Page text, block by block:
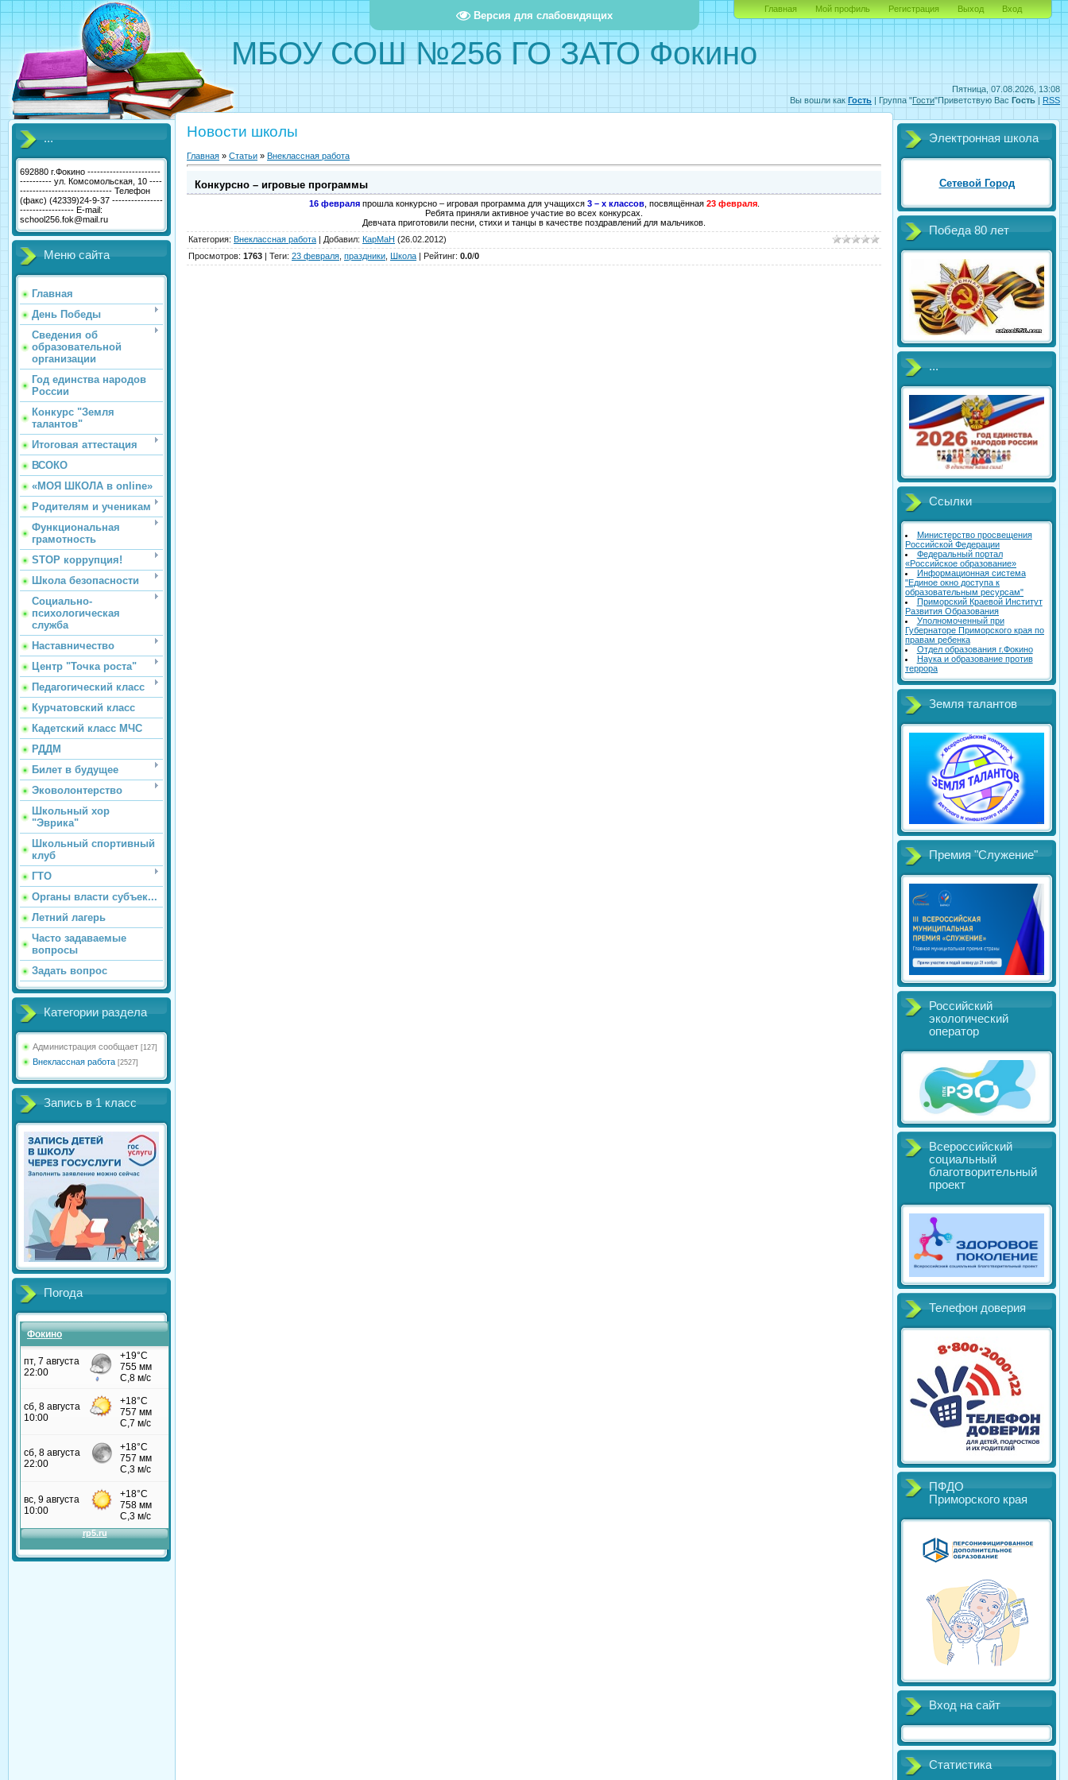
Версия для слабовидящих
Пятница, 07.08.2026, 13:08
Вы вошли как Гость | Группа "Гости"Приветствую Вас Гость | RSS
МБОУ СОШ №256 ГО ЗАТО Фокино
Главная Мой профиль Регистрация Выход Вход
...
692880 г.Фокино -----------------------
---------- ул. Комсомольская, 10 ----
----------------------------- Телефон
(факс) (42339)24-9-37 ----------------
----------------- E-mail:
school256.fok@mail.ru
Меню сайта
Главная
День Победы
Сведения об
образовательной
организации
Год единства народов
России
Конкурс "Земля
талантов"
Итоговая аттестация
ВСОКО
«МОЯ ШКОЛА в online»
Родителям и ученикам
Функциональная
грамотность
STOP коррупция!
Школа безопасности
Социально-
психологическая
служба
Наставничество
Центр "Точка роста"
Педагогический класс
Курчатовский класс
Кадетский класс МЧС
РДДМ
Билет в будущее
Эковолонтерство
Школьный хор
"Эврика"
Школьный спортивный
клуб
ГТО
Органы власти субъек...
Летний лагерь
Часто задаваемые
вопросы
Задать вопрос
Категории раздела
Администрация сообщает [127]
Внеклассная работа [2527]
Запись в 1 класс
Погода
Фокино
Новости школы
Главная » Статьи » Внеклассная работа
Конкурсно – игровые программы
16 февраляпрошла конкурсно – игровая программа для учащихся 3 – х классов, посвящённая 23 февраля.
Ребята приняли активное участие во всех конкурсах.
Девчата приготовили песни, стихи и танцы в качестве поздравлений для мальчиков.
Категория: Внеклассная работа | Добавил: КарМаН (26.02.2012)
Просмотров: 1763 | Теги: 23 февраля праздники Школа | Рейтинг: 0.0/0
Электронная школа
Сетевой Город
Победа 80 лет
...
Ссылки
Министерство просвещения
Российской Федерации
Федеральный портал
«Российское образование»
Информационная система
"Единое окно доступа к
образовательным ресурсам"
Приморский Краевой Институт
Развития Образования
Уполномоченный при
Губернаторе Приморского края по
правам ребенка
Отдел образования г.Фокино
Наука и образование против
террора
Земля талантов
Премия "Служение"
Российский
экологический
оператор
Всероссийский
социальный
благотворительный
проект
Телефон доверия
ПФДО
Приморского края
Вход на сайт
Статистика